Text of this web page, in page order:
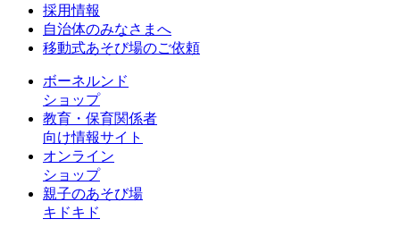
採用情報
自治体のみなさまへ
移動式あそび場のご依頼
ボーネルンド
ショップ
教育・保育関係者
向け情報サイト
オンライン
ショップ
親子のあそび場
キドキド